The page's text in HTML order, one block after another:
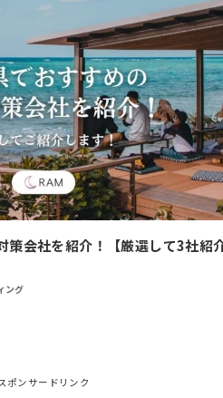
策会社を紹介！【厳選して3社紹
ング
ポンサードリンク